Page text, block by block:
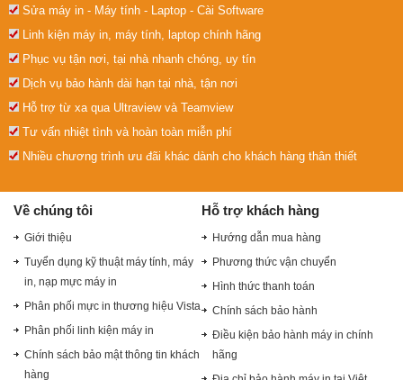
Sửa máy in - Máy tính - Laptop - Cài Software
Linh kiện máy in, máy tính, laptop chính hãng
Phục vụ tận nơi, tại nhà nhanh chóng, uy tín
Dịch vụ bảo hành dài hạn tại nhà, tận nơi
Hỗ trợ từ xa qua Ultraview và Teamview
Tư vấn nhiệt tình và hoàn toàn miễn phí
Nhiều chương trình ưu đãi khác dành cho khách hàng thân thiết
Về chúng tôi
Giới thiệu
Tuyển dụng kỹ thuật máy tính, máy
in, nạp mực máy in
Phân phối mực in thương hiệu Vista
Phân phối linh kiện máy in
Chính sách bảo mật thông tin khách
hàng
Hỗ trợ khách hàng
Hướng dẫn mua hàng
Phương thức vận chuyển
Hình thức thanh toán
Chính sách bảo hành
Điều kiện bảo hành máy in chính
hãng